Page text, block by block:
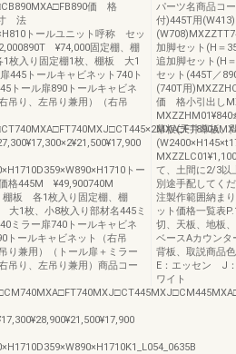
価 格
寸 法
トールユニット呼称 セッ
¥74,000固定棚、棚
枚入り固定棚1枚、棚板 大1
445トールキャビネット740ト
トール扉890トールキャビネ
吊り、左吊り兼用）（右吊
トー
格445M ¥49,900740M
板 各1枚入り固定棚、棚
1枚、小8枚入り部材名445ミ
ミラー扉740トールキャビネ
トールキャビネット（右吊
り兼用）（トール扉＋ミラー
吊り、左吊り兼用）商品コー
パーツ名商品コ
付)445T用
加脚セット(H＝
追加脚セット(H
セット(445T／
(740T用
価 格小引出し
MXZZHM01¥840
幕板(天井幕板、
て、土間に2/3以
別途手配してく
注製作範囲納ま
ット価格一覧表
切、天板、地板
ベースAカウンタ
背板、取説商品
E：エッセン J
ワイト